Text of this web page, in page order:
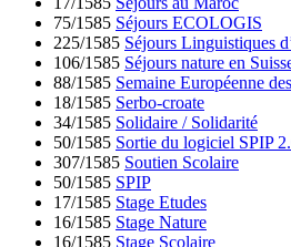
75/1585 Séjours ECOLOGIS
225/1585 Séjours Linguistiques
106/1585 Séjours nature en
88/1585 Semaine Européenne
18/1585 Serbo-croate
34/1585 Solidaire / Solidarité
50/1585 Sortie du logiciel SPIP
307/1585 Soutien Scolaire
50/1585 SPIP
17/1585 Stage Etudes
16/1585 Stage Nature
16/1585 Stage Scolaire